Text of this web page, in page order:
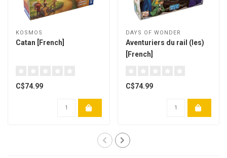
KOSMOS
Catan [French]
C$74.99
DAYS OF WONDER
Aventuriers du rail (les)
[French]
C$74.99